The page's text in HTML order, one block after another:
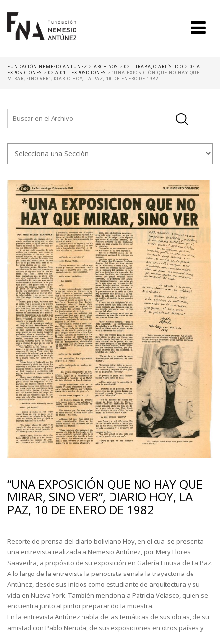
FUNDACIÓN NEMESIO ANTÚNEZ > ARCHIVOS > 02 - TRABAJO ARTÍSTICO > 02.A -
EXPOSICIONES > 02.A.01 - EXPOSICIONES > “UNA EXPOSICIÓN QUE NO HAY QUE
MIRAR, SINO VER”, DIARIO HOY, LA PAZ, 10 DE ENERO DE 1982
“UNA EXPOSICIÓN QUE NO HAY QUE
MIRAR, SINO VER”, DIARIO HOY, LA
PAZ, 10 DE ENERO DE 1982
Recorte de prensa del diario boliviano Hoy, en el cual se presenta
una entrevista realizada a Nemesio Antúnez, por Mery Flores
Saavedra, a propósito de su exposición en Galería Emusa de La Paz.
A lo largo de la entrevista la periodista señala la trayectoria de
Antúnez, desde sus inicios como estudiante de arquitectura y su
vida en Nueva York. También menciona a Patricia Velasco, quien se
encuentra junto al pintor preparando la muestra.
En la entrevista Antúnez habla de las temáticas de sus obras, de su
amistad con Pablo Neruda, de sus exposiciones en otros países y